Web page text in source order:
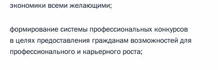
экономики всеми желающими;
формирование системы профессиональных конкурсов
в целях предоставления гражданам возможностей для
профессионального и карьерного роста;